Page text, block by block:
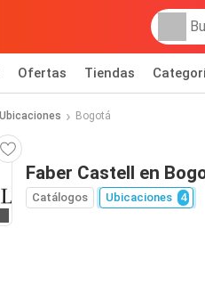
Ofertas Tiendas
Ubicaciones Bogotá
Faber Castell en
Catálogos Ubicaciones 4